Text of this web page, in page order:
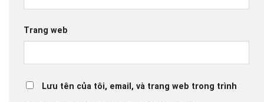
Trang web
Lưu tên của tôi, email, và trang web trong trình